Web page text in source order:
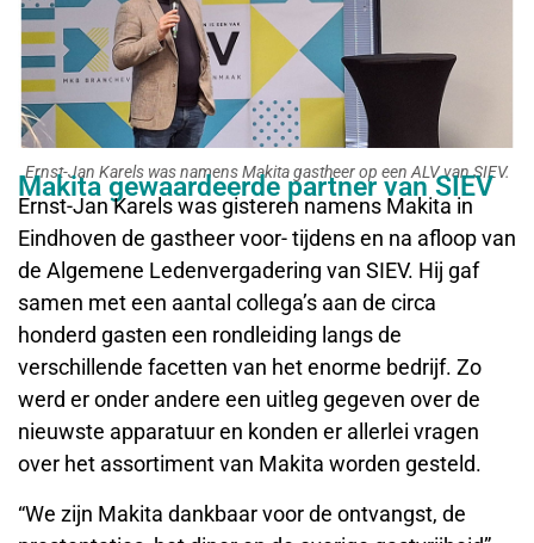
Ernst-Jan Karels was namens Makita gastheer op een ALV van SIEV.
Makita gewaardeerde partner van SIEV
Ernst-Jan Karels was gisteren namens Makita in
Eindhoven de gastheer voor- tijdens en na afloop van
de Algemene Ledenvergadering van SIEV. Hij gaf
samen met een aantal collega’s aan de circa
honderd gasten een rondleiding langs de
verschillende facetten van het enorme bedrijf. Zo
werd er onder andere een uitleg gegeven over de
nieuwste apparatuur en konden er allerlei vragen
over het assortiment van Makita worden gesteld.
“We zijn Makita dankbaar voor de ontvangst, de